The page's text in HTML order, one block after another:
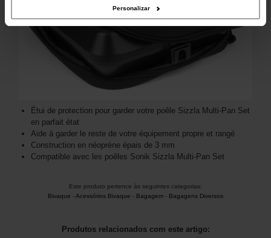
Personalizar
Étui de protection pour garder votre poêle Sizzla Multi-Pan Set
en parfait état
Aide à garder le reste de votre équipement propre et rangé
Construction en néoprène épais de 3 mm
Compatible avec les poêles Sonik Sizzla Multi-Pan Set
Este produto pertence às seguintes categorias:
Bivaque -Acessórios Bivaque - Bagagem - Bagagens Diversos
Produtos relacionados com este artigo: